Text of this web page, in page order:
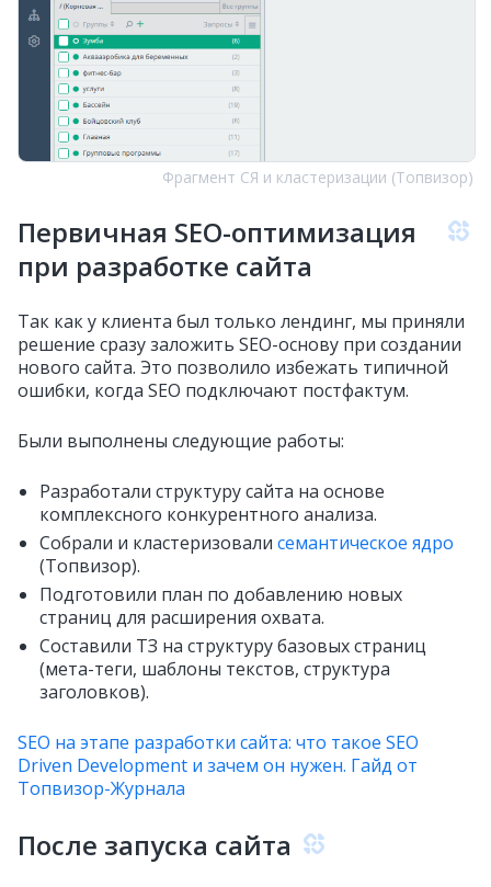
Фрагмент СЯ и кластеризации (Топвизор)
Первичная SEO-оптимизация
при разработке сайта
Так как у клиента был только лендинг, мы приняли
решение сразу заложить SEO-основу при создании
нового сайта. Это позволило избежать типичной
ошибки, когда SEO подключают постфактум.
Были выполнены следующие работы:
Разработали структуру сайта на основе
комплексного конкурентного анализа.
Собрали и кластеризовали семантическое ядро
(Топвизор).
Подготовили план по добавлению новых
страниц для расширения охвата.
Составили ТЗ на структуру базовых страниц
(мета-теги, шаблоны текстов, структура
заголовков).
SEO на этапе разработки сайта: что такое SEO
Driven Development и зачем он нужен. Гайд от
Топвизор-Журнала
После запуска сайта